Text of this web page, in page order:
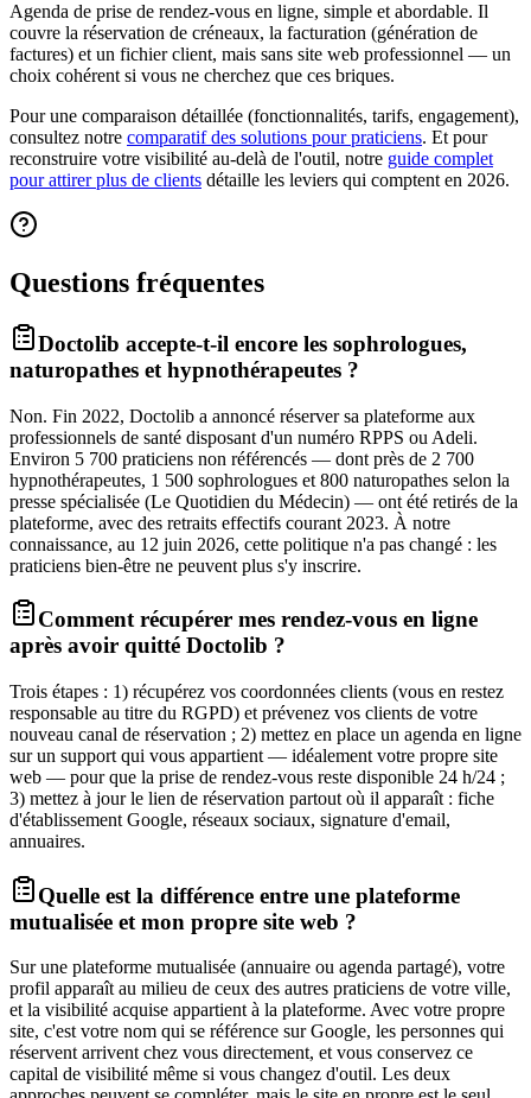
Agenda de prise de rendez-vous en ligne, simple et abordable. Il
couvre la réservation de créneaux, la facturation (génération de
factures) et un fichier client, mais sans site web professionnel — un
choix cohérent si vous ne cherchez que ces briques.
Pour une comparaison détaillée (fonctionnalités, tarifs, engagement),
consultez notre comparatif des solutions pour praticiens. Et pour
reconstruire votre visibilité au-delà de l'outil, notre guide complet
pour attirer plus de clients détaille les leviers qui comptent en 2026.
Questions fréquentes
Doctolib accepte-t-il encore les sophrologues,
naturopathes et hypnothérapeutes ?
Non. Fin 2022, Doctolib a annoncé réserver sa plateforme aux
professionnels de santé disposant d'un numéro RPPS ou Adeli.
Environ 5 700 praticiens non référencés — dont près de 2 700
hypnothérapeutes, 1 500 sophrologues et 800 naturopathes selon la
presse spécialisée (Le Quotidien du Médecin) — ont été retirés de la
plateforme, avec des retraits effectifs courant 2023. À notre
connaissance, au 12 juin 2026, cette politique n'a pas changé : les
praticiens bien-être ne peuvent plus s'y inscrire.
Comment récupérer mes rendez-vous en ligne
après avoir quitté Doctolib ?
Trois étapes : 1) récupérez vos coordonnées clients (vous en restez
responsable au titre du RGPD) et prévenez vos clients de votre
nouveau canal de réservation ; 2) mettez en place un agenda en ligne
sur un support qui vous appartient — idéalement votre propre site
web — pour que la prise de rendez-vous reste disponible 24 h/24 ;
3) mettez à jour le lien de réservation partout où il apparaît : fiche
d'établissement Google, réseaux sociaux, signature d'email,
annuaires.
Quelle est la différence entre une plateforme
mutualisée et mon propre site web ?
Sur une plateforme mutualisée (annuaire ou agenda partagé), votre
profil apparaît au milieu de ceux des autres praticiens de votre ville,
et la visibilité acquise appartient à la plateforme. Avec votre propre
site, c'est votre nom qui se référence sur Google, les personnes qui
réservent arrivent chez vous directement, et vous conservez ce
capital de visibilité même si vous changez d'outil. Les deux